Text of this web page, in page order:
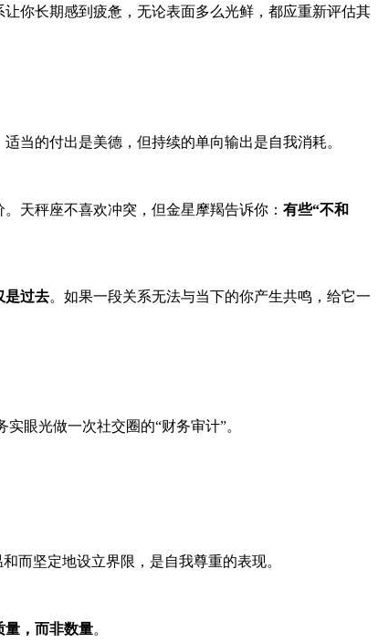
让你长期感到疲惫，无论表面多么光鲜，都应重新评估其
适当的付出是美德，但持续的单向输出是自我消耗。
天秤座不喜欢冲突，但金星摩羯告诉你： 有些“不和
是过去。如果一段关系无法与当下的你产生共鸣，给它一
眼光做一次社交圈的“财务审计”。
和而坚定地设立界限，是自我尊重的表现。
量，而非数量。